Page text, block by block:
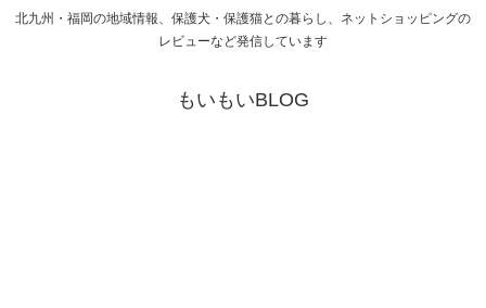
北九州・福岡の地域情報、保護犬・保護猫との暮らし、ネットショッピングの
レビューなど発信しています
もいもいBLOG